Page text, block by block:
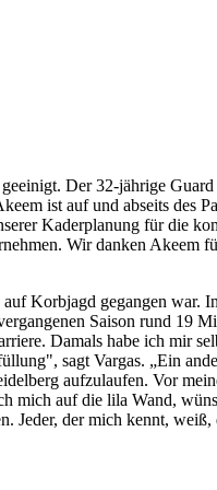
Der 32-jährige
ist auf und abseits des
Kaderplanung für die
Wir danken Akeem
Korbjagd gegangen war.
Saison rund 19
Damals habe ich mir
sagt Vargas. „Ein
aufzulaufen. Vor
mich auf die lila Wand,
der mich kennt,